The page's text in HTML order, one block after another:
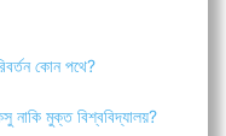
কোন পথে?
নাকি মুক্ত বিশ্ববিদ্যালয়?